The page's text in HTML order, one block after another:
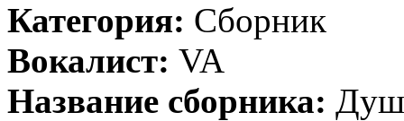
Категория: Сборник
Вокалист: VA
Название сборника: